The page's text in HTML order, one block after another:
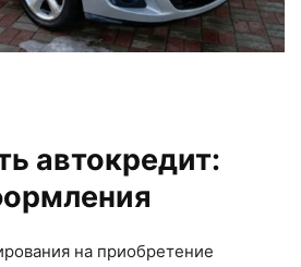
автокредит:
на приобретение